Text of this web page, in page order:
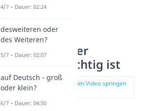
Warum „unter
anderem“ richtig ist
zur Stelle im Video springen
4/7 – Dauer: 02:24
desweiteren oder
des Weiteren?
5/7 – Dauer: 02:07
auf Deutsch - groß
oder klein?
6/7 – Dauer: 04:50